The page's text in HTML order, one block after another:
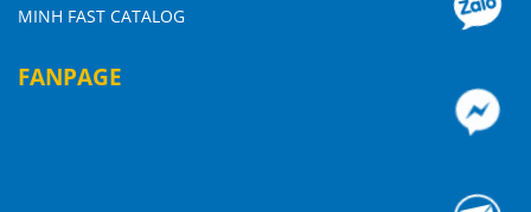
MINH FAST CATALOG
FANPAGE